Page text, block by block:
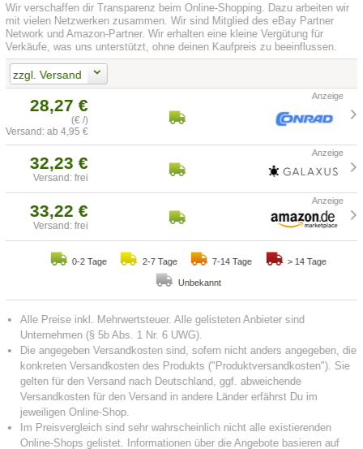
Wir verschaffen dir Transparenz beim Online-Shopping. Dazu arbeiten wir
mit vielen Netzwerken zusammen. Wir sind Mitglied des eBay Partner
Network und Amazon-Partner. Wir erhalten eine kleine Vergütung für
Verkäufe, was uns unterstützt, ohne deinen Kaufpreis zu beeinflussen.
zzgl. Versand
28,27 €
(€ /)
Versand: ab 4,95 €
32,23 €
Versand: frei
33,22 €
Versand: frei
0-2 Tage 2-7 Tage 7-14 Tage > 14 Tage
Unbekannt